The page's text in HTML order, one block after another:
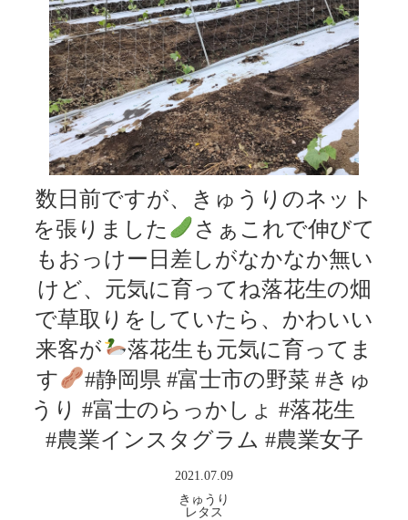
数日前ですが、きゅうりのネット
を張りました
さぁこれで伸びて
もおっけー日差しがなかなか無い
けど、元気に育ってね落花生の畑
で草取りをしていたら、かわいい
来客が
落花生も元気に育ってま
す
#静岡県 #富士市の野菜 #きゅ
うり #富士のらっかしょ #落花生
#農業インスタグラム #農業女子
2021.07.09
きゅうり
レタス